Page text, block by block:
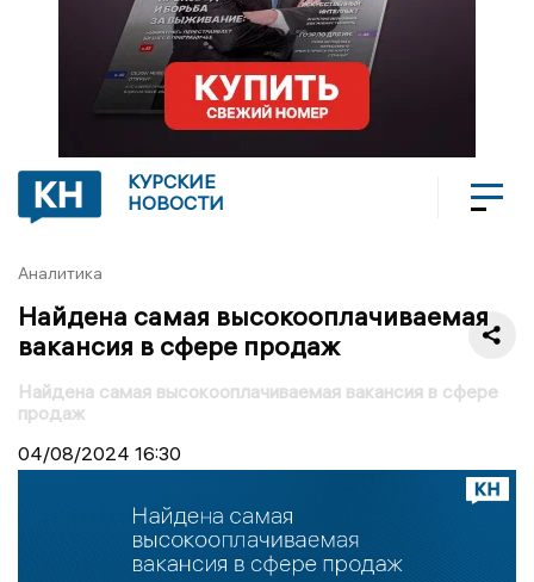
КУРСКИЕ
НОВОСТИ
Аналитика
Найдена самая высокооплачиваемая
вакансия в сфере продаж
Найдена самая высокооплачиваемая вакансия в сфере
продаж
04/08/2024 16:30